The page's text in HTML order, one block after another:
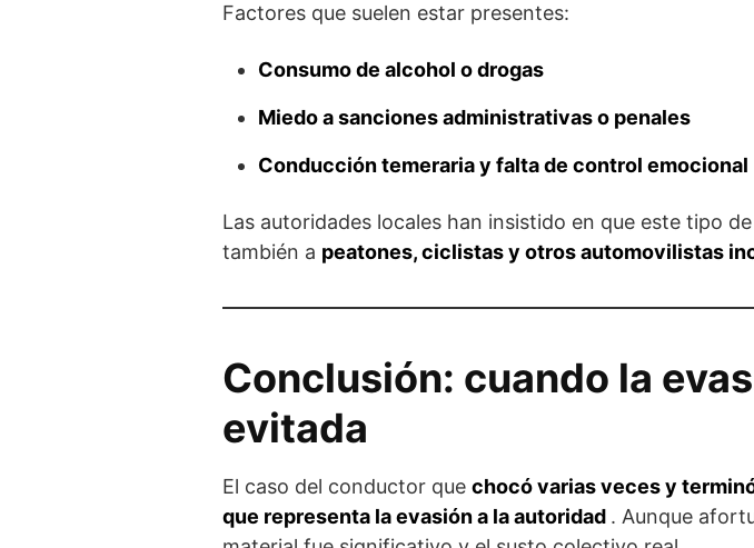
Factores que suelen estar presentes:
Consumo de alcohol o drogas
Miedo a sanciones administrativas o penales
Conducción temeraria y falta de control emocional
Las autoridades locales han insistido en que este tipo
también a peatones, ciclistas y otros automovilistas
Conclusión: cuando la
evitada
El caso del conductor que chocó varias veces y
que representa la evasión a la autoridad . Aunque